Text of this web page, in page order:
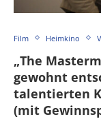
Film Heimkino
„The
gewohnt
talentierten
(mit